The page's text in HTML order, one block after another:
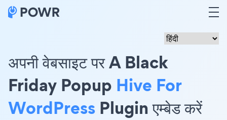
अपनी वेबसाइट पर A Black
Friday Popup Hive For
WordPress Plugin एम्बेड करें